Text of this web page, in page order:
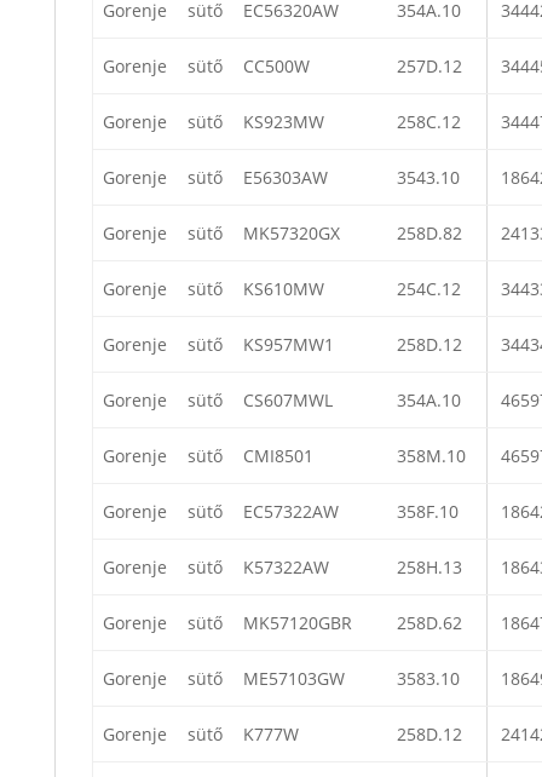
Gorenje sütő EC56320AW 354A.10
Gorenje sütő CC500W 257D.12
Gorenje sütő KS923MW 258C.12
Gorenje sütő E56303AW 3543.10
Gorenje sütő MK57320GX 258D.82
Gorenje sütő KS610MW 254C.12
Gorenje sütő KS957MW1 258D.12
Gorenje sütő CS607MWL 354A.10
Gorenje sütő CMI8501 358M.10
Gorenje sütő EC57322AW 358F.10
Gorenje sütő K57322AW 258H.13
Gorenje sütő MK57120GBR 258D.62
Gorenje sütő ME57103GW 3583.10
Gorenje sütő K777W 258D.12